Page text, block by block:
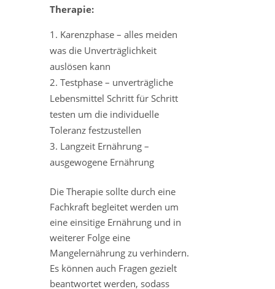
Therapie:
Karenzphase – alles meiden
was die Unverträglichkeit
auslösen kann
Testphase – unverträgliche
Lebensmittel Schritt für Schritt
testen um die individuelle
Toleranz festzustellen
Langzeit Ernährung –
ausgewogene Ernährung
Die Therapie sollte durch eine
Fachkraft begleitet werden um
eine einsitige Ernährung und in
weiterer Folge eine
Mangelernährung zu verhindern.
Es können auch Fragen gezielt
beantwortet werden, sodass